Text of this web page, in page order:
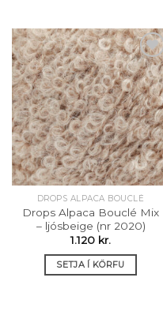
Setja á
óskalista
DROPS ALPACA BOUCLÉ
Drops Alpaca Bouclé Mix
– ljósbeige (nr 2020)
1.120 kr.
SETJA Í KÖRFU